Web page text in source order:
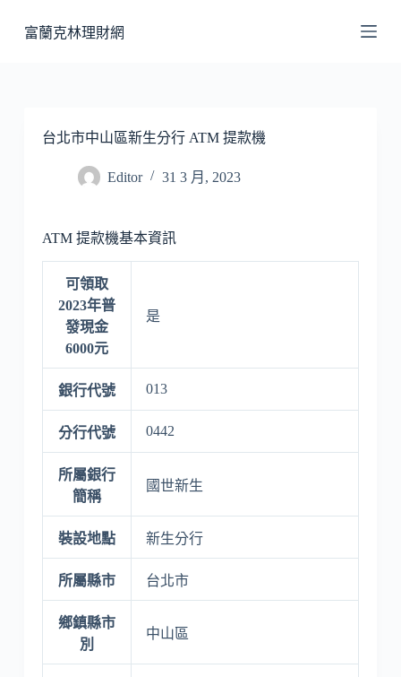
至
富蘭克林理財網
台北市中山區新生分行 ATM 提款機
Editor 31 3 月, 2023
ATM 提款機基本資訊
可領取
2023年普
發現金
6000元
是
銀行代號 013
分行代號 0442
所屬銀行
簡稱
國世新生
裝設地點 新生分行
所屬縣市 台北市
鄉鎮縣市
別
中山區